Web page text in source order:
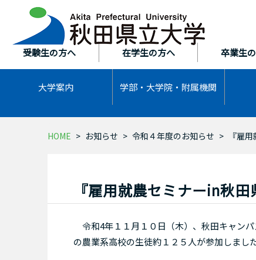
受験生の方へ 在学生の方へ 卒業生
大学案内 学部・大学院・ 附属機関
HOME お知らせ 令和４年度のお知らせ 『雇
『雇用就農セミナーin秋
令和4年１１月１０日（木）、秋田キャン
の農業系高校の生徒約１２５人が参加しました